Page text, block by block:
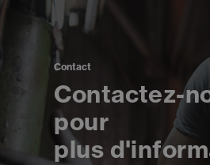
Contact
Contactez-
pour
plus